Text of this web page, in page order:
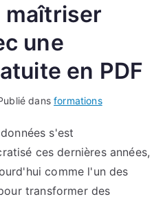
maîtriser
une
en PDF
dansformations
s'est
ces dernières années,
comme l'un des
transformer des